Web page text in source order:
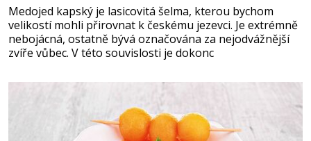
Medojed kapský je lasicovitá šelma, kterou bychom
velikostí mohli přirovnat k českému jezevci. Je extrémně
nebojácná, ostatně bývá označována za nejodvážnější
zvíře vůbec. V této souvislosti je dokonc